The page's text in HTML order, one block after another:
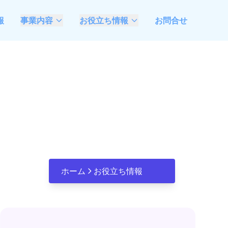
事業内容
お役立ち情報
お問合せ
ホーム お役立ち情報